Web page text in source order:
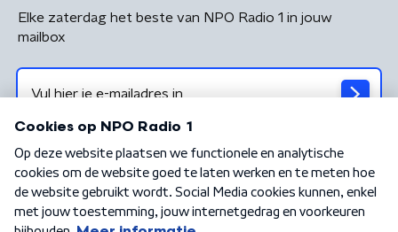
Elke zaterdag het beste van NPO Radio 1 in jouw
mailbox
Algemene voorwaarden